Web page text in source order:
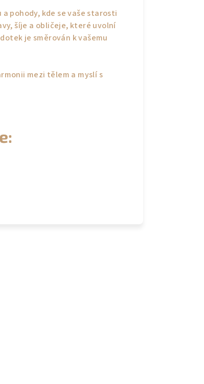
pohody, kde se vaše starosti
šíje a obličeje, které uvolní
je směrován k vašemu
mezi tělem a myslí s